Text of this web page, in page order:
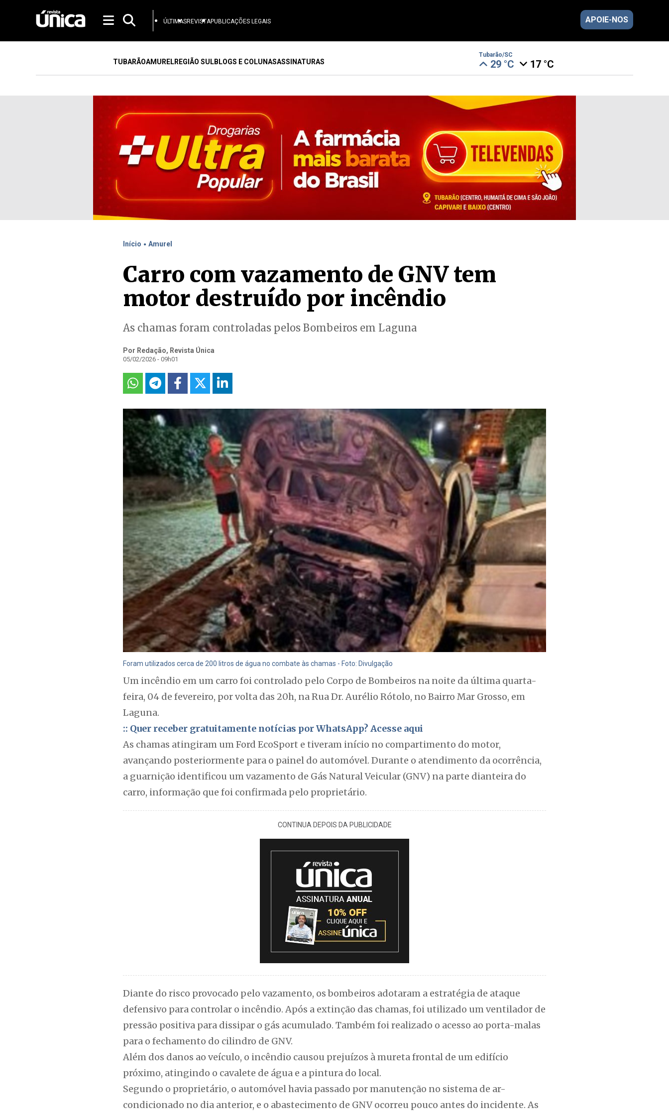
ÚLTIMASREVISTAPUBLICAÇÕES LEGAIS APOIE-NOS
TUBARÃOAMURELREGIÃO SULBLOGS E COLUNASASSINATURAS
Tubarão/SC
29 °C 17 °C
Início . Amurel
Carro com vazamento de GNV tem
motor destruído por incêndio
As chamas foram controladas pelos Bombeiros em Laguna
Por Redação, Revista Única
05/02/2026 - 09h01
Foram utilizados cerca de 200 litros de água no combate às chamas - Foto: Divulgação
Um incêndio em um carro foi controlado pelo Corpo de Bombeiros na noite da última quarta-
feira, 04 de fevereiro, por volta das 20h, na Rua Dr. Aurélio Rótolo, no Bairro Mar Grosso, em
Laguna.
:: Quer receber gratuitamente notícias por WhatsApp? Acesse aqui
As chamas atingiram um Ford EcoSport e tiveram início no compartimento do motor,
avançando posteriormente para o painel do automóvel. Durante o atendimento da ocorrência,
a guarnição identificou um vazamento de Gás Natural Veicular (GNV) na parte dianteira do
carro, informação que foi confirmada pelo proprietário.
CONTINUA DEPOIS DA PUBLICIDADE
Diante do risco provocado pelo vazamento, os bombeiros adotaram a estratégia de ataque
defensivo para controlar o incêndio. Após a extinção das chamas, foi utilizado um ventilador de
pressão positiva para dissipar o gás acumulado. Também foi realizado o acesso ao porta-malas
para o fechamento do cilindro de GNV.
Além dos danos ao veículo, o incêndio causou prejuízos à mureta frontal de um edifício
próximo, atingindo o cavalete de água e a pintura do local.
Segundo o proprietário, o automóvel havia passado por manutenção no sistema de ar-
condicionado no dia anterior, e o abastecimento de GNV ocorreu pouco antes do incidente. As